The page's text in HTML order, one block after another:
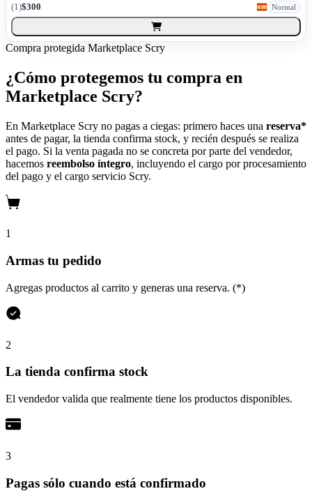
(1)$300 Normal
Compra protegida Marketplace Scry
¿Cómo protegemos tu compra en
Marketplace Scry?
En Marketplace Scry no pagas a ciegas: primero haces una reserva*
antes de pagar, la tienda confirma stock, y recién después se realiza
el pago. Si la venta pagada no se concreta por parte del vendedor,
hacemos reembolso íntegro, incluyendo el cargo por procesamiento
del pago y el cargo servicio Scry.
1
Armas tu pedido
Agregas productos al carrito y generas una reserva. (*)
2
La tienda confirma stock
El vendedor valida que realmente tiene los productos disponibles.
3
Pagas sólo cuando está confirmado